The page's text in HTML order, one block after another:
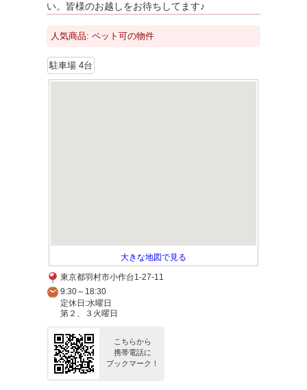
い。皆様のお越しをお待ちしてます♪
人気商品: ペット可の物件
駐車場 4台
大きな地図で見る
東京都羽村市小作台1-27-11
9:30～18:30
定休日:水曜日
第２、３火曜日
こちらから
携帯電話に
ブックマーク！